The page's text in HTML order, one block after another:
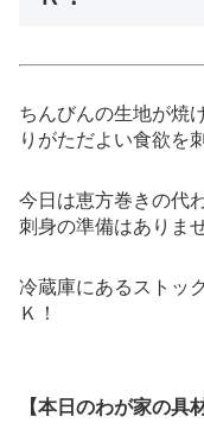
ちんびんの生地が焼
りがただよい食欲を
今日は恵方巻きの代
刺身の準備はありま
冷蔵庫にあるストッ
Ｋ！
【本日のわが家の具材